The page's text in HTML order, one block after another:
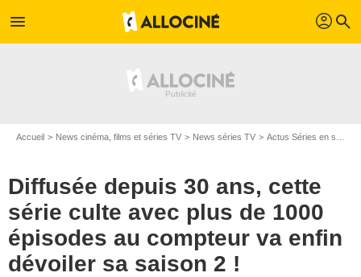
menu profil search
Accueil News cinéma, films et séries TV News séries TV Actus Séries en streaming
Diffusée depuis 30 ans, cette
série culte avec plus de 1000
épisodes au compteur va enfin
dévoiler sa saison 2 !